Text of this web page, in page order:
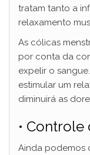
tratam tanto a
relaxamento
As cólicas
por conta da
expelir o
estimular um
diminuirá as
•
Ainda podemos